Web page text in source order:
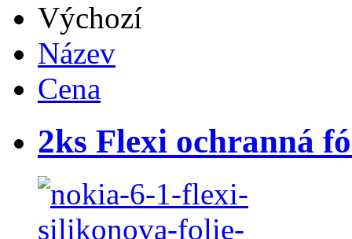
Výchozí
Název
Cena
2ks Flexi ochranná